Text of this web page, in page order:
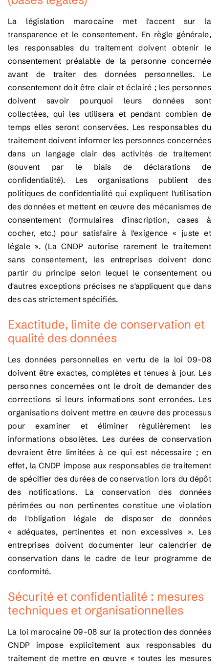
La législation marocaine met l'accent sur la
transparence et le consentement. En règle générale,
les responsables du traitement doivent obtenir le
consentement préalable de la personne concernée
avant de traiter des données personnelles. Le
consentement doit être clair et éclairé ; les personnes
doivent savoir pourquoi leurs données sont
collectées, qui les utilisera et pendant combien de
temps elles seront conservées. Les responsables du
traitement doivent informer les personnes concernées
dans un langage clair des activités de traitement
(souvent par le biais de déclarations de
confidentialité). Les organisations publient des
politiques de confidentialité qui expliquent l'utilisation
des données et mettent en œuvre des mécanismes de
consentement (formulaires d'inscription, cases à
cocher, etc.) pour satisfaire à l'exigence « juste et
légale ». (La CNDP autorise rarement le traitement
sans consentement, les entreprises doivent donc
partir du principe selon lequel le consentement ou
d'autres exceptions précises ne s'appliquent que dans
des cas strictement spécifiés.
Exactitude, limite de conservation et
qualité des données
Les données personnelles en vertu de la loi 09-08
doivent être exactes, complètes et tenues à jour. Les
personnes concernées ont le droit de demander des
corrections si leurs informations sont erronées. Les
organisations doivent mettre en œuvre des processus
pour examiner et éliminer régulièrement les
informations obsolètes. Les durées de conservation
devraient être limitées à ce qui est nécessaire ; en
effet, la CNDP impose aux responsables de traitement
de spécifier des durées de conservation lors du dépôt
des notifications. La conservation des données
périmées ou non pertinentes constitue une violation
de l'obligation légale de disposer de données
« adéquates, pertinentes et non excessives ». Les
entreprises doivent documenter leur calendrier de
conservation dans le cadre de leur programme de
conformité.
Sécurité et confidentialité : mesures
techniques et organisationnelles
La loi marocaine 09-08 sur la protection des données
CNDP impose explicitement aux responsables du
traitement de mettre en œuvre « toutes les mesures